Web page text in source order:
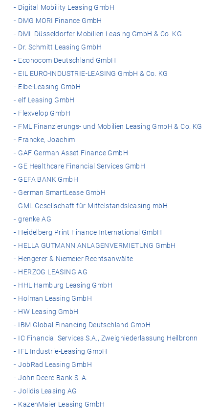
Digital Mobility Leasing GmbH
DMG MORI Finance GmbH
DML Düsseldorfer Mobilien Leasing GmbH & Co. KG
Dr. Schmitt Leasing GmbH
Econocom Deutschland GmbH
EIL EURO-INDUSTRIE-LEASING GmbH & Co. KG
Elbe-Leasing GmbH
elf Leasing GmbH
Flexvelop GmbH
FML Finanzierungs- und Mobilien Leasing GmbH & Co. KG
Francke, Joachim
GAF German Asset Finance GmbH
GE Healthcare Financial Services GmbH
GEFA BANK GmbH
German SmartLease GmbH
GML Gesellschaft für Mittelstandsleasing mbH
grenke AG
Heidelberg Print Finance International GmbH
HELLA GUTMANN ANLAGENVERMIETUNG GmbH
Hengerer & Niemeier Rechtsanwälte
HERZOG LEASING AG
HHL Hamburg Leasing GmbH
Holman Leasing GmbH
HW Leasing GmbH
IBM Global Financing Deutschland GmbH
IC Financial Services S.A., Zweigniederlassung Heilbronn
IFL Industrie-Leasing GmbH
JobRad Leasing GmbH
John Deere Bank S. A.
Jolidis Leasing AG
KazenMaier Leasing GmbH